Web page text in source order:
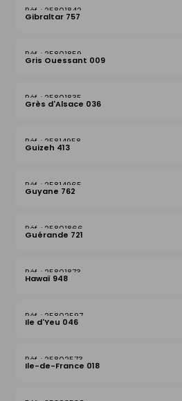
25801842
Gibraltar 757
25801859
Gris Ouessant 009
25801835
Grès d'Alsace 036
25814958
Guizeh 413
25814965
Guyane 762
25801866
Guérande 721
25801873
Hawaï 948
25802597
Ile d'Yeu 046
25802573
Ile-de-France 018